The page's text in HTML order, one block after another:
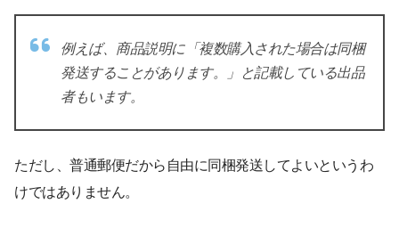
例えば、商品説明に「複数購入された場合は同梱
発送することがあります。」と記載している出品
者もいます。
ただし、普通郵便だから自由に同梱発送してよいというわ
けではありません。